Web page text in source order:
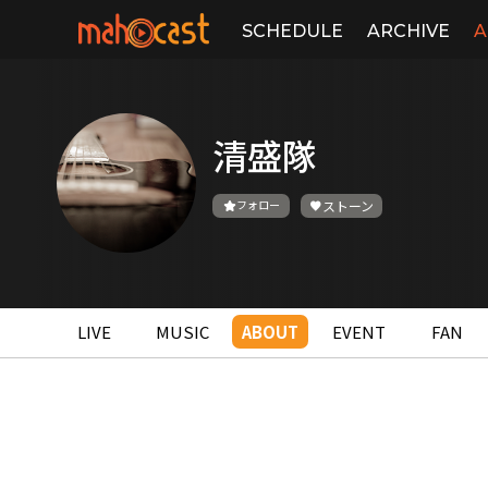
SCHEDULE ARCHIVE
清盛隊
フォロー ストーン
LIVE MUSIC ABOUT EVENT FAN